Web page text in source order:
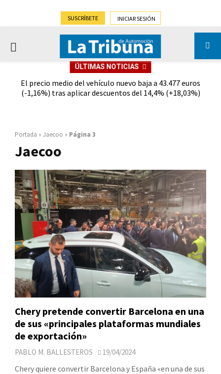
SUSCRÍBETE INICIAR SESIÓN
PRIMARY
ÚLTIMAS NOTICIAS
El precio medio del vehículo nuevo baja a 43.477 euros
(-1,16%) tras aplicar descuentos del 14,4% (+18,03%)
Portada » Jaecoo » Página 3
Jaecoo
Chery pretende convertir Barcelona en una
de sus «principales plataformas mundiales
de exportación»
PABLO M. BALLESTEROS 19/04/2024
Chery quiere convertir Barcelona y España «en una de sus